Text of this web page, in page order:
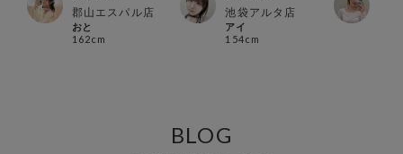
郡山エスパル店
おと
162cm
池袋アルタ店
アイ
154cm
BLOG